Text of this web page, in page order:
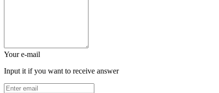
Your e-mail
Input it if you want to receive answer